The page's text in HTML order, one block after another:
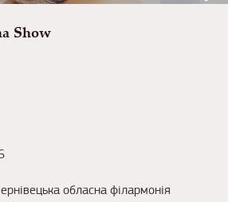
Show
обласна філармонія